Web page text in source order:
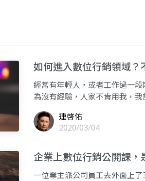
如何進入數位行銷領域？
經常有年輕人，或者工作過一
為沒有經驗，人家不肯用我，
連啓佑
2020/03/04
企業上數位行銷公開課，
一位業主派公司員工去外面上